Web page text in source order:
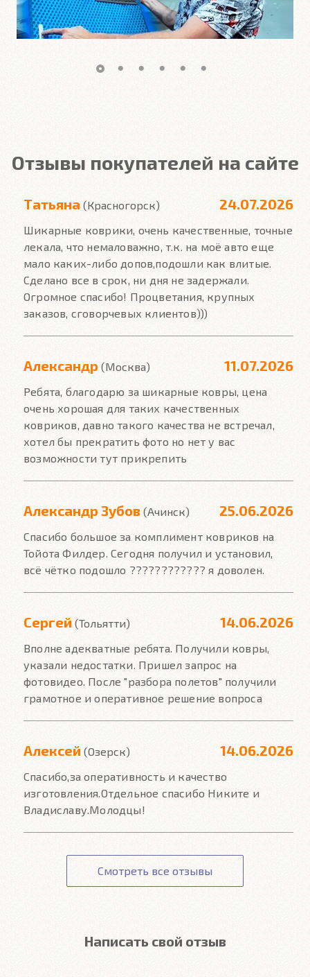
Отзывы покупателей на сайте
Татьяна (Красногорск) 24.07.2026
Шикарные коврики, очень качественные, точные
лекала, что немаловажно, т.к. на моё авто еще
мало каких-либо допов,подошли как влитые.
Сделано все в срок, ни дня не задержали.
Огромное спасибо! Процветания, крупных
заказов, сговорчевых клиентов)))
Александр (Москва) 11.07.2026
Ребята, благодарю за шикарные ковры, цена
очень хорошая для таких качественных
ковриков, давно такого качества не встречал,
хотел бы прекратить фото но нет у вас
возможности тут прикрепить
Александр Зубов (Ачинск) 25.06.2026
Спасибо большое за комплимент ковриков на
Тойота Филдер. Сегодня получил и установил,
всё чётко подошло ???????????? я доволен.
Сергей (Тольятти) 14.06.2026
Вполне адекватные ребята. Получили ковры,
указали недостатки. Пришел запрос на
фотовидео. После "разбора полетов" получили
грамотное и оперативное решение вопроса
Алексей (Озерск) 14.06.2026
Спасибо,за оперативность и качество
изготовления.Отдельное спасибо Никите и
Владиславу.Молодцы!
Смотреть все отзывы
Написать свой отзыв